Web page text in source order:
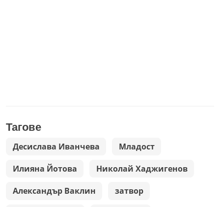
Тагове
Десислава Иванчева Младост
Илияна Йотова Николай Хаджигенов
Александър Ваклин затвор